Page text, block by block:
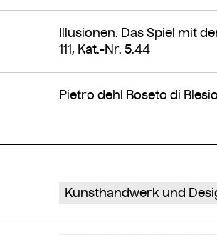
Illusionen. Das Spiel mit
111, Kat.-Nr. 5.44
Pietro dehl Boseto di Blesio
Kunsthandwerk und